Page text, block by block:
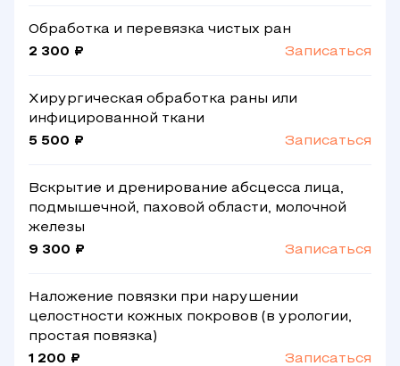
Обработка и перевязка чистых ран
2 300 ₽
Записаться
Хирургическая обработка раны или
инфицированной ткани
5 500 ₽
Записаться
Вскрытие и дренирование абсцесса лица,
подмышечной, паховой области, молочной
железы
9 300 ₽
Записаться
Наложение повязки при нарушении
целостности кожных покровов (в урологии,
простая повязка)
1 200 ₽
Записаться